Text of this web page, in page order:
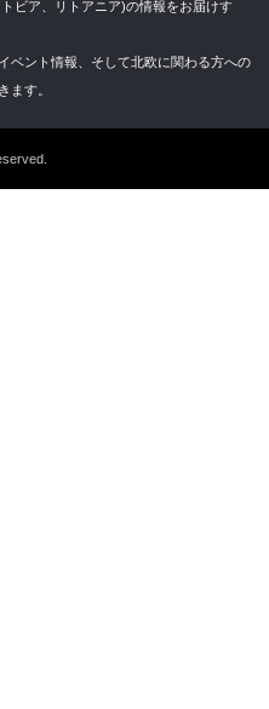
ビア、リトアニア)の情報をお届けす
ベント情報、そして北欧に関わる方への
ます。